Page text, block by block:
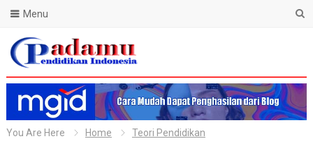
Blog Padamu
Menu
You Are Here Home Teori Pendidikan